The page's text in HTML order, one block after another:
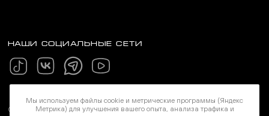
НАШИ СОЦИАЛЬНЫЕ СЕТИ
©Stereozona 2026. Все права защищены
Мы используем файлы cookie и метрические программы (Яндекс
Метрика) для улучшения вашего опыта, анализа трафика и